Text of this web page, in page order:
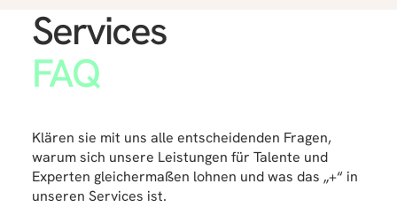
Services
FAQ
Klären sie mit uns alle entscheidenden Fragen,
warum sich unsere Leistungen für Talente und
Experten gleichermaßen lohnen und was das „+“ in
unseren Services ist.